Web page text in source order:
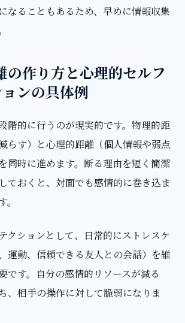
なることもあるため、早めに情報収集
の作り方と心理的セルフ
ンの具体例
階的に行うのが現実的です。物理的距
らす）と心理的距離（個人情報や弱点
同時に進めます。断る理由を短く簡潔
ておくと、対面でも感情的に巻き込ま
クションとして、日常的にストレスケ
運動、信頼できる友人との会話）を維
です。自分の感情的リソースが減る
、相手の操作に対して脆弱になりま